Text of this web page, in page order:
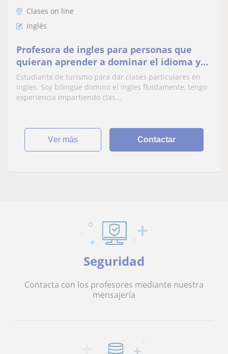
Clases on line
Inglés
Profesora de ingles para personas que
quieran aprender a dominar el idioma y
entenderlo poco a poco
Estudiante de turismo para dar clases particulares en
ingles. Soy bilingüe domino el ingles fluidamente, tengo
experiencia impartiendo clas...
ver más Contactar
Seguridad
Contacta con los profesores mediante nuestra
mensajería